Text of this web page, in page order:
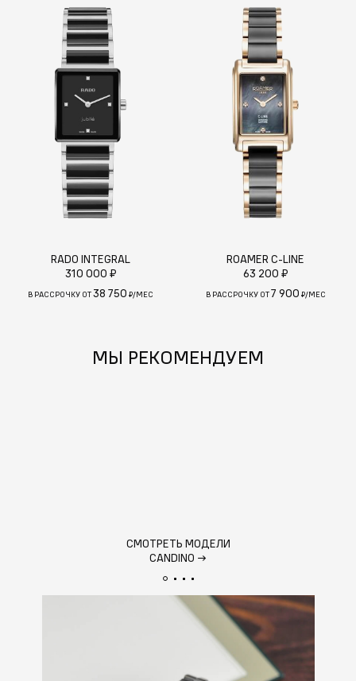
RADO INTEGRAL
310 000 ₽
В РАССРОЧКУ ОТ38 750 ₽/МЕС
ROAMER C-LINE
63 200 ₽
В РАССРОЧКУ ОТ7 900 ₽/МЕС
МЫ РЕКОМЕНДУЕМ
СМОТРЕТЬ МОДЕЛИ
CANDINO →